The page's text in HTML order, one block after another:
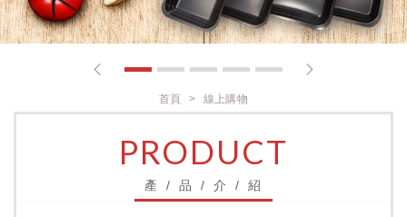
1 2 3 4 5
首頁 線上購物
PRODUCT
產 / 品 / 介 / 紹